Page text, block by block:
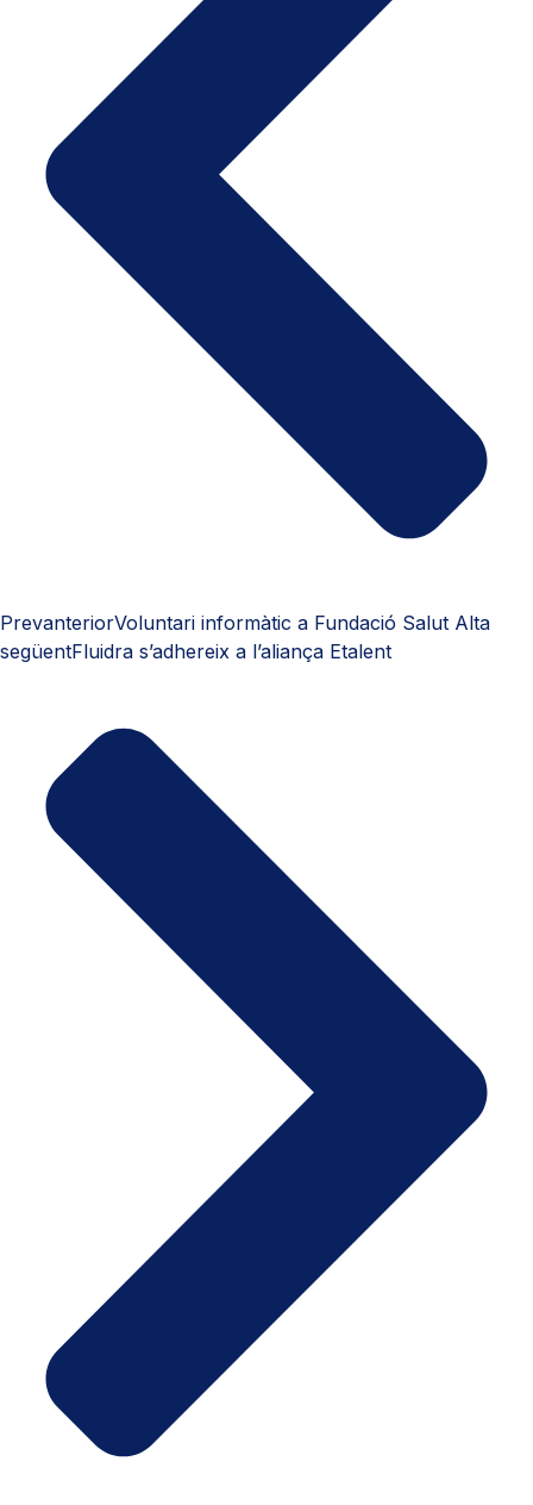
PrevanteriorVoluntari informàtic a Fundació Salut Alta
següentFluidra s’adhereix a l’aliança Etalent